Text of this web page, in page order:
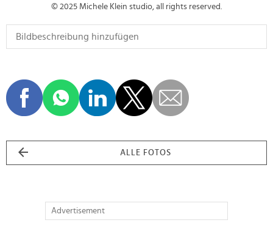
© 2025 Michele Klein studio, all rights reserved.
ALLE FOTOS
Advertisement